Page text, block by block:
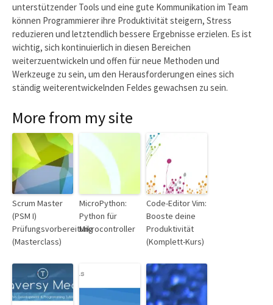
unterstützender Tools und eine gute Kommunikation im Team
können Programmierer ihre Produktivität steigern, Stress
reduzieren und letztendlich bessere Ergebnisse erzielen. Es ist
wichtig, sich kontinuierlich in diesen Bereichen
weiterzuentwickeln und offen für neue Methoden und
Werkzeuge zu sein, um den Herausforderungen eines sich
ständig weiterentwickelnden Feldes gewachsen zu sein.
More from my site
Scrum Master
(PSM I)
Prüfungsvorbereitung
(Masterclass)
MicroPython:
Python für
Mikrocontroller
Code-Editor Vim:
Booste deine
Produktivität
(Komplett-Kurs)